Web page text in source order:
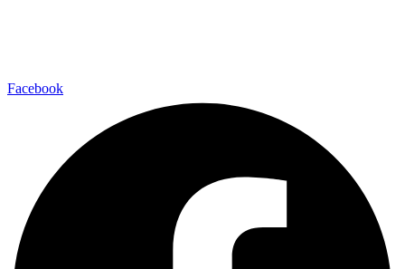
Facebook